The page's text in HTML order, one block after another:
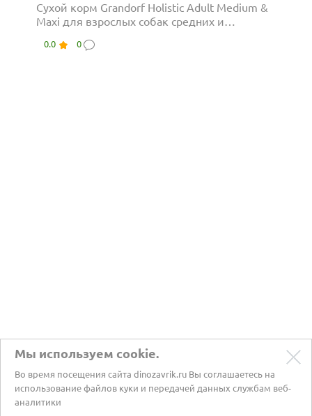
Сухой корм Grandorf Holistic Adult Medium &
Maxi для взрослых собак средних и
0.0 0
Мы используем cookie.
Во время посещения сайта dinozavrik.ru Вы соглашаетесь на
использование файлов куки и передачей данных службам веб-
аналитики